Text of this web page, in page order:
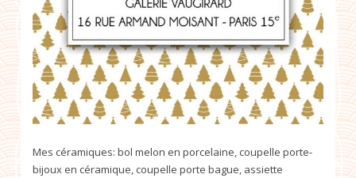
Mes céramiques: bol melon en porcelaine, coupelle porte-
bijoux en céramique, coupelle porte bague, assiette